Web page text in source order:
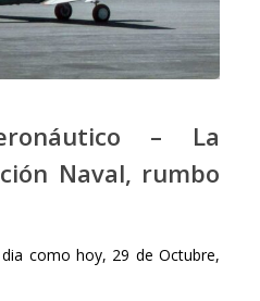
– La
Naval, rumbo
como hoy, 29 de Octubre,